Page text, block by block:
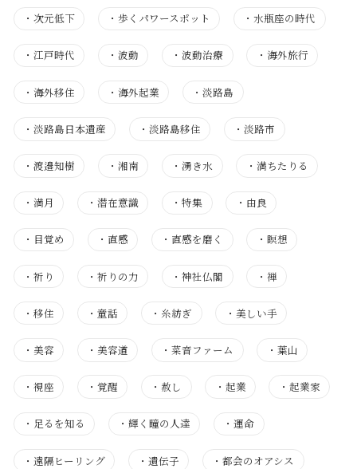
・ 次元低下 ・歩くパワースポット ・水瓶座の時代
・ 江戸時代 ・波動 ・波動治療 ・ 海外旅行
・ 海外移住 ・海外起業 ・淡路島
・ 淡路島日本遺産 ・淡路島移住 ・淡路市
・ 渡邉知樹 ・湘南 ・湧き水 ・ 満ちたりる
・ 満月 ・潜在意識 ・特集 ・ 由良
・ 目覚め ・ 直感 ・ 直感を磨く ・ 瞑想
・ 祈り ・祈りの力 ・神社仏閣 ・ 禅
・ 移住 ・童話 ・ 糸紡ぎ ・ 美しい手
・ 美容 ・美容道 ・菜音ファーム ・ 葉山
・ 視座 ・覚醒 ・ 赦し ・ 起業 ・ 起業家
・ 足るを知る ・輝く瞳の人達 ・運命
・ 遠隔ヒーリング ・遺伝子 ・都会のオアシス